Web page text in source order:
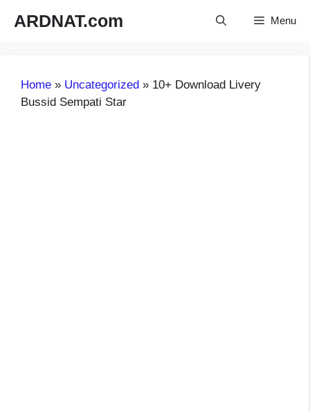
ARDNAT.com Menu
Home » Uncategorized » 10+ Download Livery
Bussid Sempati Star